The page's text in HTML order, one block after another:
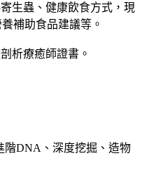
生蟲、健康飲食方式，現
補助食品建議等。
析療癒師證書。
階DNA、深度挖掘、造物